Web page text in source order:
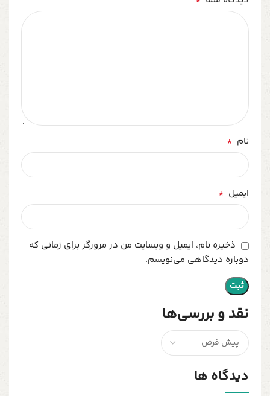
نقد و بررسی‌ها
دیدگاه ها
نام *
ایمیل *
ذخیره نام، ایمیل و وبسایت من در مرورگر برای زمانی که
دوباره دیدگاهی می‌نویسم.